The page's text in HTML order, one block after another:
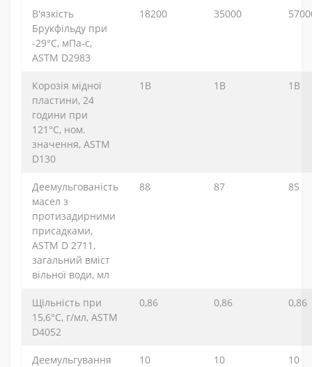
В'язкість
Брукфільду при
-29°C, мПа-с,
ASTM D2983
18200 35000
Корозія мідної
пластини, 24
години при
121°С, ном.
значення, ASTM
D130
1B 1B 1B
Деемульгованість
масел з
протизадирними
присадками,
ASTM D 2711,
загальний вміст
вільної води, мл
88 87 85
Щільність при
15,6°C, г/мл, ASTM
D4052
0,86 0,86 0,86
Деемульгування
10 10 10